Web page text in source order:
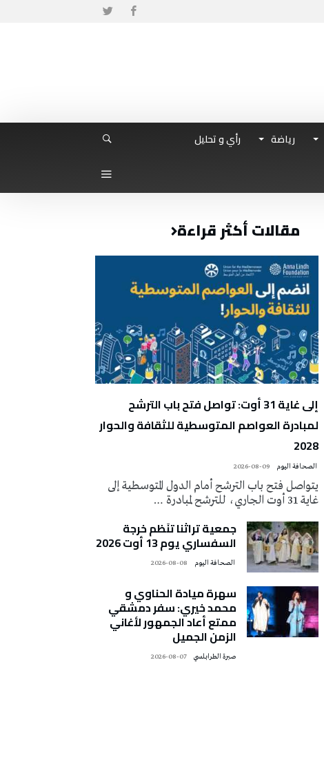
رياضة
رأي و تحليل
مقالات أكثر قراءة
إلى غاية 31 أوت: تواصل فتح باب الترشح
لمبادرة العواصم المتوسطية للثقافة والحوار
2028
2026-08-09
يتواصل فتح باب الترشح أمام الدول المتوسطية إلى
غاية 31 أوت الجاري، للترشح لمبادرة …
جمعية تراثنا تنَظم خرجة
السفساري يوم 13 أوت 2026
2026-08-08
سهرة ميادة الحناوي و
محمد خيري: سفر دمشقي
ممتع أعاد الجمهور لأغاني
الزمن الجميل
صبرة الطرابلسي 2026-08-07